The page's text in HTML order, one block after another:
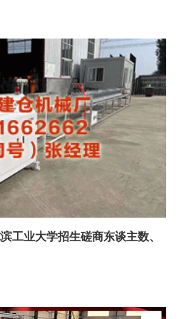
工业大学招生磋商东谈主数、